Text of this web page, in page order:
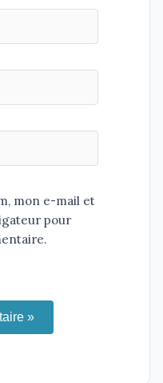
mon e-mail et
pour
»